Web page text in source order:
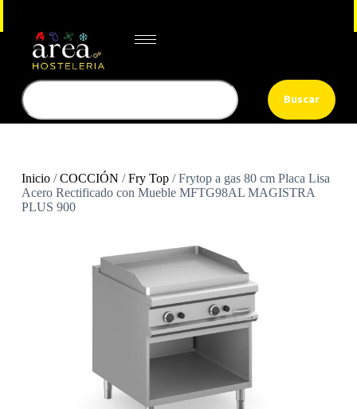
Buscar
Inicio/COCCIÓN /Fry Top/ Frytop a gas 80 cm Placa Lisa
Acero Rectificado con Mueble MFTG98AL MAGISTRA
PLUS 900